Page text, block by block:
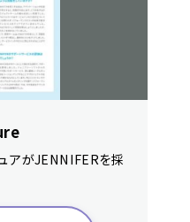
アがJENNIFERを採